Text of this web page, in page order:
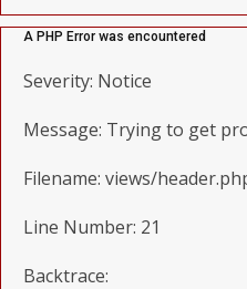
A PHP Error was encountered
Severity: Notice
Message: Trying to get
Filename: views/
Line Number: 21
Backtrace: